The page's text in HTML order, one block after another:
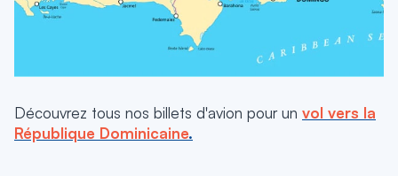
Découvrez tous nos billets d'avion pour un vol vers la
République Dominicaine.